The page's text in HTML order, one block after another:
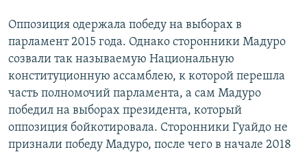
Оппозиция одержала победу на выборах в
парламент 2015 года. Однако сторонники Мадуро
созвали так называемую Национальную
конституционную ассамблею, к которой перешла
часть полномочий парламента, а сам Мадуро
победил на выборах президента, который
оппозиция бойкотировала. Сторонники Гуайдо не
признали победу Мадуро, после чего в начале 2018